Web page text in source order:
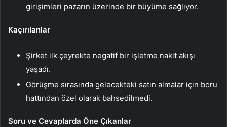
girişimleri pazarın üzerinde bir büyüme sağlıyor.
Kaçırılanlar
Şirket ilk çeyrekte negatif bir işletme nakit akışı
yaşadı.
Görüşme sırasında gelecekteki satın almalar için boru
hattından özel olarak bahsedilmedi.
Soru ve Cevaplarda Öne Çıkanlar